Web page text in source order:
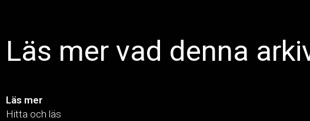
Läs mer vad denna
Läs mer
Hitta och läs